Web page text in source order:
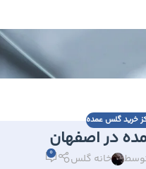
خرید گلس عمده
در اصفهان
خانه گلس 0